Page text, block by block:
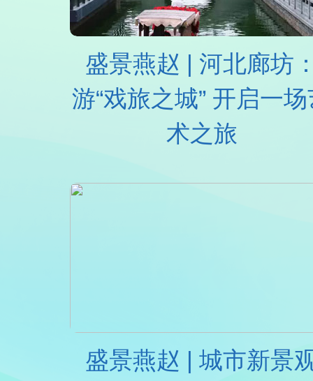
盛景燕赵 | 河北廊坊
游“戏旅之城” 开启一
术之旅
盛景燕赵 | 城市新景